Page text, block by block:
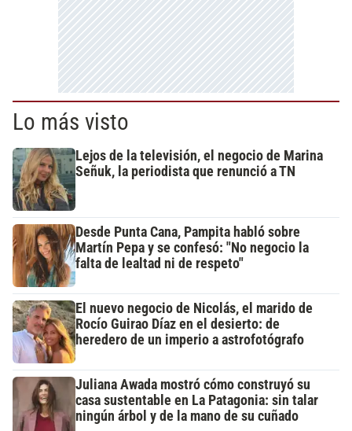
Lo más visto
Lejos de la televisión, el negocio de Marina
Señuk, la periodista que renunció a TN
Desde Punta Cana, Pampita habló sobre
Martín Pepa y se confesó: "No negocio la
falta de lealtad ni de respeto"
El nuevo negocio de Nicolás, el marido de
Rocío Guirao Díaz en el desierto: de
heredero de un imperio a astrofotógrafo
Juliana Awada mostró cómo construyó su
casa sustentable en La Patagonia: sin talar
ningún árbol y de la mano de su cuñado